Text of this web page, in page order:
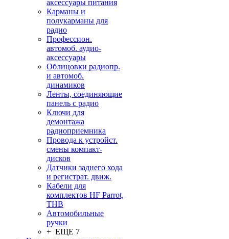
аксессуары питания
Карманы и
полукарманы для
радио
Профессион.
автомоб. аудио-
аксессуары
Облицовки радиопр.
и автомоб.
динамиков
Ленты, соединяющие
панель с радио
Ключи для
демонтажа
радиоприемника
Провода к устройст.
смены компакт-
дисков
Датчики заднего хода
и регистрат. движ.
Кабели для
комплектов HF Parrot,
THB
Автомобильные
ручки
+ ЕЩЕ 7